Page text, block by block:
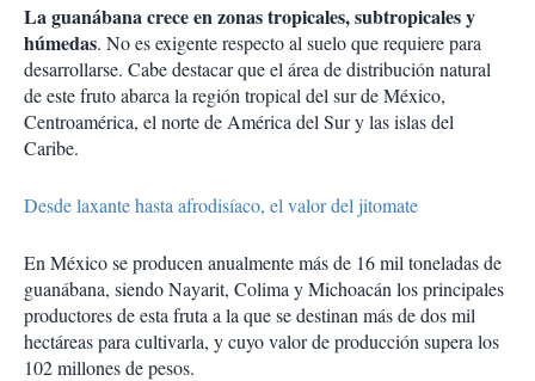
La guanábana crece en zonas tropicales, subtropicales y
húmedas. No es exigente respecto al suelo que requiere para
desarrollarse. Cabe destacar que el área de distribución natural
de este fruto abarca la región tropical del sur de México,
Centroamérica, el norte de América del Sur y las islas del
Caribe.
Desde laxante hasta afrodisíaco, el valor del jitomate
En México se producen anualmente más de 16 mil toneladas de
guanábana, siendo Nayarit, Colima y Michoacán los principales
productores de esta fruta a la que se destinan más de dos mil
hectáreas para cultivarla, y cuyo valor de producción supera los
102 millones de pesos.